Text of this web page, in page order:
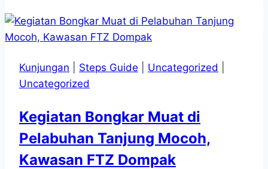
FGD
“Lalu
Lintas
dan
Jasa,
yang
Diselenggarakan
oleh
BP
Kunjungan Steps Guide Uncategorized
Uncategorized
Kegiatan Bongkar Muat di
Pelabuhan Tanjung Mocoh,
Kawasan FTZ Dompak